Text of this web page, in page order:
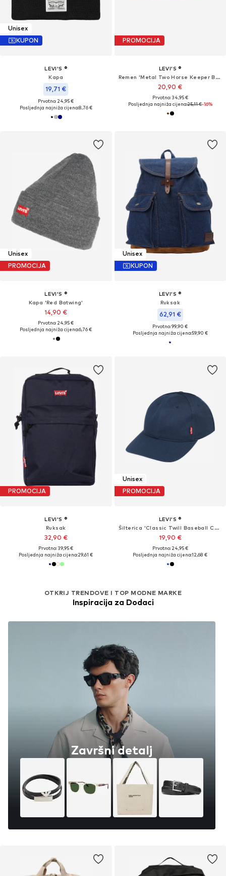
Unisex
KUPON
LEVI'S ®
Kapa
19,71 €
Prvotno: 24,95 €
Posljednja najniža cijena:8,76 €
PROMOCIJA
LEVI'S ®
Remen 'Metal Two Horse Keeper Belt'
20,90 €
Prvotno: 34,95 €
Posljednja najniža cijena:25,11 €-16%
Unisex
PROMOCIJA
LEVI'S ®
Kapa 'Red Batwing'
14,90 €
Prvotno: 24,95 €
Posljednja najniža cijena:6,76 €
Unisex
KUPON
LEVI'S ®
Ruksak
62,91 €
Prvotno: 99,90 €
Posljednja najniža cijena:59,90 €
PROMOCIJA
LEVI'S ®
Ruksak
32,90 €
Prvotno: 39,95 €
Posljednja najniža cijena:29,61 €
Unisex
PROMOCIJA
LEVI'S ®
Šilterica 'Classic Twill Baseball Cap'
19,90 €
Prvotno: 24,95 €
Posljednja najniža cijena:12,68 €
OTKRIJ TRENDOVE I TOP MODNE MARKE
Inspiracija za Dodaci
Završni detalj